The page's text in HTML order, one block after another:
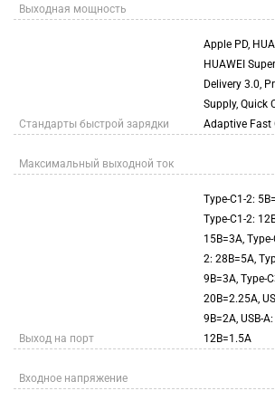
Выходная мощность
Стандарты быстрой зарядки
Apple PD,
HUAWEI
Delivery 3.0,
Supply, Quick
Adaptive Fast
Максимальный выходной ток
Выход на порт
Type-C1-2:
Type-C1-2:
15В=3А,
2: 28В=5А,
9В=3А, Type-
20В=2.25А,
9В=2А, USB-
12В=1.5А
Входное напряжение